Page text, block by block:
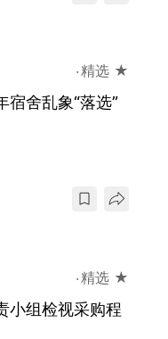
精选 ★
舍乱象“落选”
精选 ★
小组检视采购程